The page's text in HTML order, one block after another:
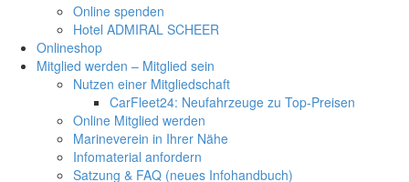
Online spenden
Hotel ADMIRAL SCHEER
Onlineshop
Mitglied werden – Mitglied sein
Nutzen einer Mitgliedschaft
CarFleet24: Neufahrzeuge zu Top-Preisen
Online Mitglied werden
Marineverein in Ihrer Nähe
Infomaterial anfordern
Satzung & FAQ (neues Infohandbuch)